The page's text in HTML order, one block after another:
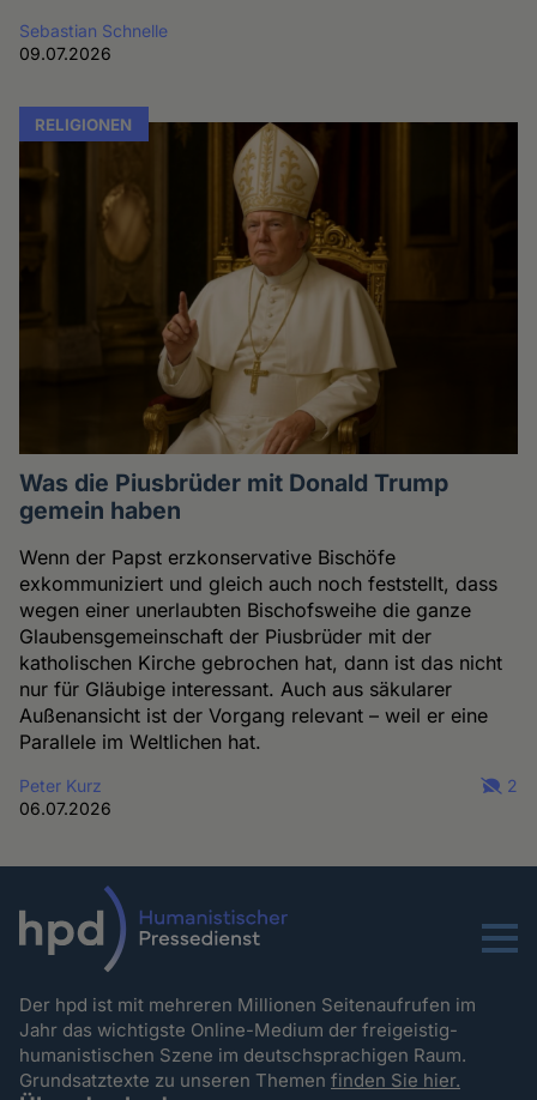
Sebastian Schnelle
09.07.2026
RELIGIONEN
Was die Piusbrüder mit Donald Trump
gemein haben
Wenn der Papst erzkonservative Bischöfe
exkommuniziert und gleich auch noch feststellt, dass
wegen einer unerlaubten Bischofsweihe die ganze
Glaubensgemeinschaft der Piusbrüder mit der
katholischen Kirche gebrochen hat, dann ist das nicht
nur für Gläubige interessant. Auch aus säkularer
Außenansicht ist der Vorgang relevant – weil er eine
Parallele im Weltlichen hat.
Peter Kurz
06.07.2026
2
Menu
Der hpd ist mit mehreren Millionen Seitenaufrufen im
Jahr das wichtigste Online-Medium der freigeistig-
humanistischen Szene im deutschsprachigen Raum.
Grundsatztexte zu unseren Themenfinden Sie hier.